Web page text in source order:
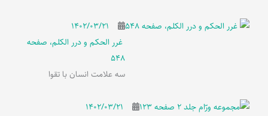
۱۴۰۲/۰۳/۲۱
غرر الحکم و درر الکلم، صفحه
548
سه علامت انسان با تقوا
۱۴۰۲/۰۳/۲۱